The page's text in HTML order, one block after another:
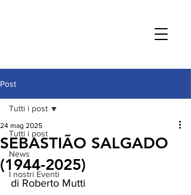
Post
Tutti i post
News
I nostri Eventi
Tutti i post
SEBASTIÃO SALGADO
(1944-2025)
24 mag 2025
di Roberto Mutti